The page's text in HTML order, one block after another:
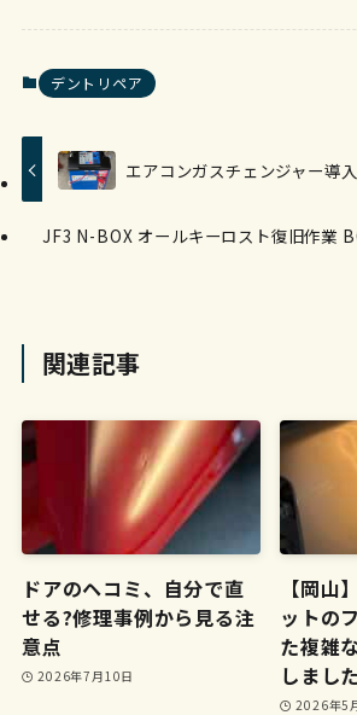
デントリペア
エアコンガスチェンジャー導入
JF3 N-BOX オールキーロスト復旧作業
関連記事
ドアのヘコミ、自分で直
せる?修理事例から見る注
意点
2026年7月10日
【岡山
ットの
た複雑
しまし
2026年5